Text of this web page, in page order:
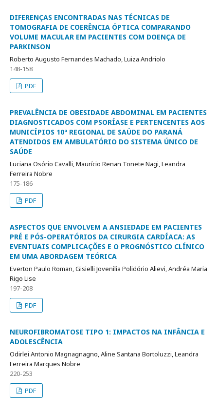
DIFERENÇAS ENCONTRADAS NAS TÉCNICAS DE
TOMOGRAFIA DE COERÊNCIA ÓPTICA COMPARANDO
VOLUME MACULAR EM PACIENTES COM DOENÇA DE
PARKINSON
Roberto Augusto Fernandes Machado, Luiza Andriolo
148-158
PDF
PREVALÊNCIA DE OBESIDADE ABDOMINAL EM PACIENTES
DIAGNOSTICADOS COM PSORÍASE E PERTENCENTES AOS
MUNICÍPIOS 10ª REGIONAL DE SAÚDE DO PARANÁ
ATENDIDOS EM AMBULATÓRIO DO SISTEMA ÚNICO DE
SAÚDE
Luciana Osório Cavalli, Maurício Renan Tonete Nagi, Leandra
Ferreira Nobre
175-186
PDF
ASPECTOS QUE ENVOLVEM A ANSIEDADE EM PACIENTES
PRÉ E PÓS-OPERATÓRIOS DA CIRURGIA CARDÍACA: AS
EVENTUAIS COMPLICAÇÕES E O PROGNÓSTICO CLÍNICO
EM UMA ABORDAGEM TEÓRICA
Everton Paulo Roman, Gisielli Jovenilia Polidório Alievi, Andréa Maria
Rigo Lise
197-208
PDF
NEUROFIBROMATOSE TIPO 1: IMPACTOS NA INFÂNCIA E
ADOLESCÊNCIA
Odirlei Antonio Magnagnagno, Aline Santana Bortoluzzi, Leandra
Ferreira Marques Nobre
220-253
PDF